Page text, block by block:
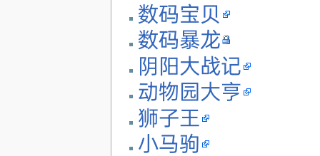
数码宝贝
数码暴龙
阴阳大战记
动物园大亨
狮子王
小马驹